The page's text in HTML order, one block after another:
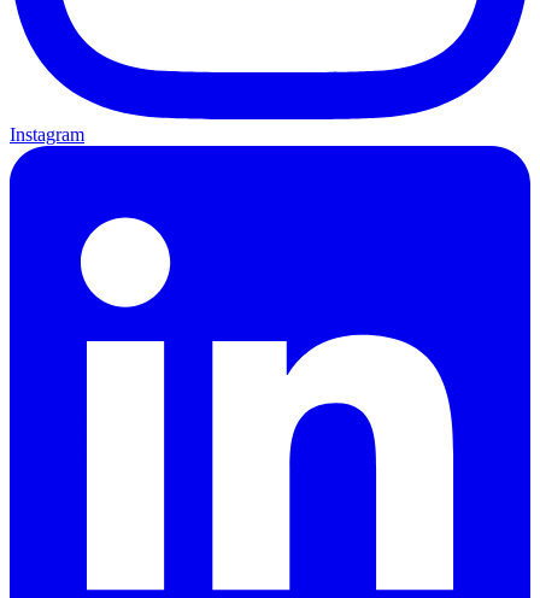
Instagram